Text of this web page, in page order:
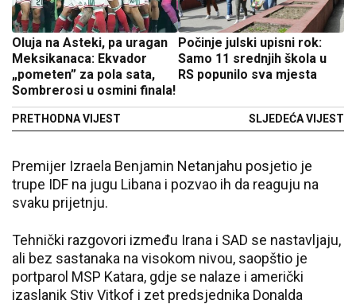
Oluja na Asteki, pa uragan
Meksikanaca: Ekvador
„pometen” za pola sata,
Sombrerosi u osmini finala!
PRETHODNA VIJEST
Počinje julski upisni rok:
Samo 11 srednjih škola u
RS popunilo sva mjesta
SLJEDEĆA VIJEST
Premijer Izraela Benjamin Netanjahu posjetio je
trupe IDF na jugu Libana i pozvao ih da reaguju na
svaku prijetnju.
Tehnički razgovori između Irana i SAD se nastavljaju,
ali bez sastanaka na visokom nivou, saopštio je
portparol MSP Katara, gdje se nalaze i američki
izaslanik Stiv Vitkof i zet predsjednika Donalda